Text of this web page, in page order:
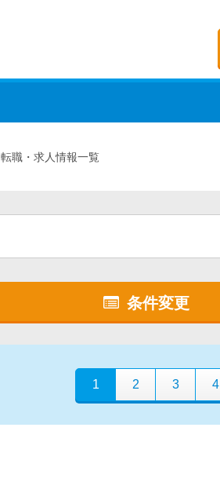
転職・求人情報一覧
条件変更
1 2 3 4